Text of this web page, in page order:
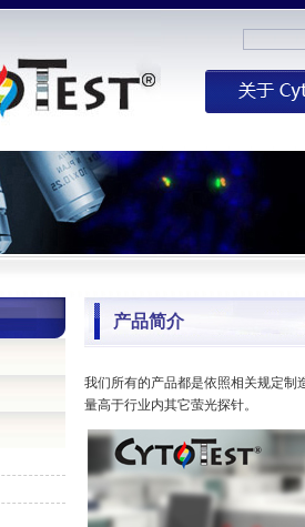
产品简介
我们所有的产品都是依照相关规定制
量高于行业内其它萤光探针。